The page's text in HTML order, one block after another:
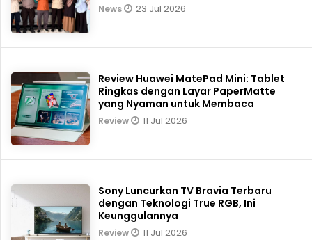
News 23 Jul 2026
Review Huawei MatePad Mini: Tablet
Ringkas dengan Layar PaperMatte
yang Nyaman untuk Membaca
Review 11 Jul 2026
Sony Luncurkan TV Bravia Terbaru
dengan Teknologi True RGB, Ini
Keunggulannya
Review 11 Jul 2026